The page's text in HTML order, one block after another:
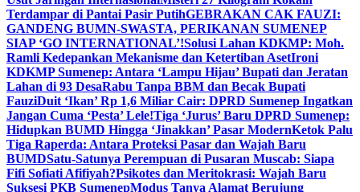
Terdampar di Pantai Pasir PutihGEBRAKAN CAK FAUZI:
GANDENG BUMN-SWASTA, PERIKANAN SUMENEP
SIAP ‘GO INTERNATIONAL’!Solusi Lahan KDKMP: Moh.
Ramli Kedepankan Mekanisme dan Ketertiban AsetIroni
KDKMP Sumenep: Antara ‘Lampu Hijau’ Bupati dan Jeratan
Lahan di 93 DesaRabu Tanpa BBM dan Becak Bupati
FauziDuit ‘Ikan’ Rp 1,6 Miliar Cair: DPRD Sumenep Ingatkan
Jangan Cuma ‘Pesta’ Lele!Tiga ‘Jurus’ Baru DPRD Sumenep:
Hidupkan BUMD Hingga ‘Jinakkan’ Pasar ModernKetok Palu
Tiga Raperda: Antara Proteksi Pasar dan Wajah Baru
BUMDSatu-Satunya Perempuan di Pusaran Muscab: Siapa
Fifi Sofiati Afifiyah?Psikotes dan Meritokrasi: Wajah Baru
Suksesi PKB SumenepModus Tanya Alamat Berujung